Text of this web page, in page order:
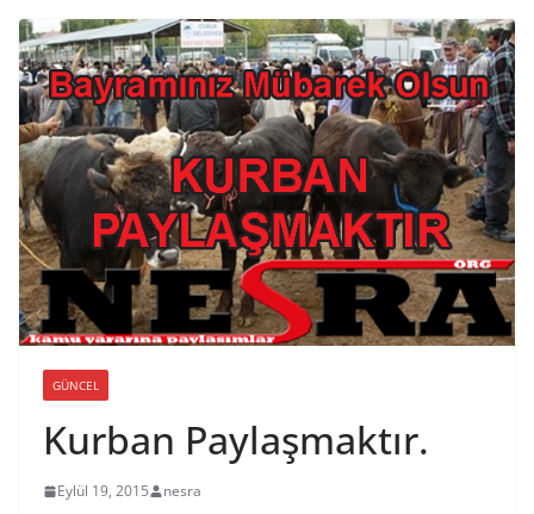
GÜNCEL
Kurban Paylaşmaktır.
Eylül 19, 2015 nesra